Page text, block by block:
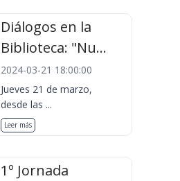
Diálogos en la
Biblioteca: "Nu...
2024-03-21 18:00:00
Jueves 21 de marzo,
desde las ...
Leer más
1º Jornada